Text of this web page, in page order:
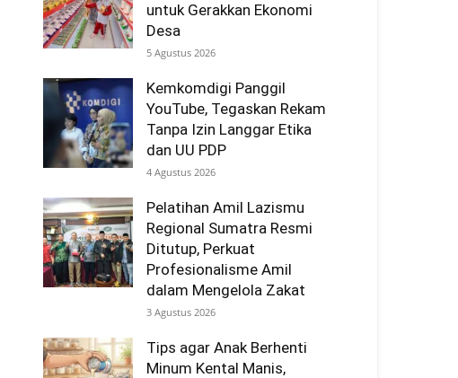
untuk Gerakkan Ekonomi
Desa
5 Agustus 2026
Kemkomdigi Panggil
YouTube, Tegaskan Rekam
Tanpa Izin Langgar Etika
dan UU PDP
4 Agustus 2026
Pelatihan Amil Lazismu
Regional Sumatra Resmi
Ditutup, Perkuat
Profesionalisme Amil
dalam Mengelola Zakat
3 Agustus 2026
Tips agar Anak Berhenti
Minum Kental Manis,